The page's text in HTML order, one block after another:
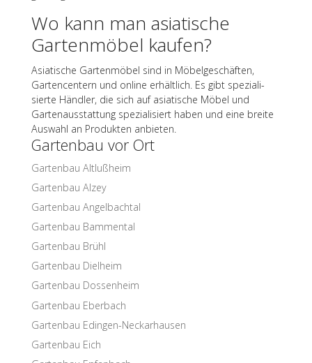
Wo kann man asia­ti­sche
Garten­mö­bel kaufen?
Asia­ti­sche Garten­mö­bel sind in Möbel­ge­schäf­ten,
Garten­cen­tern und online erhält­lich. Es gibt spezia­li­
sierte Händ­ler, die sich auf asia­ti­sche Möbel und
Garten­aus­stat­tung spezia­li­siert haben und eine breite
Auswahl an Produk­ten anbieten.
Garten­bau vor Ort
Garten­bau Altlußheim
Garten­bau Alzey
Garten­bau Angelbachtal
Garten­bau Bammental
Garten­bau Brühl
Garten­bau Dielheim
Garten­bau Dossenheim
Garten­bau Eberbach
Garten­bau Edingen-Neckarhausen
Garten­bau Eich